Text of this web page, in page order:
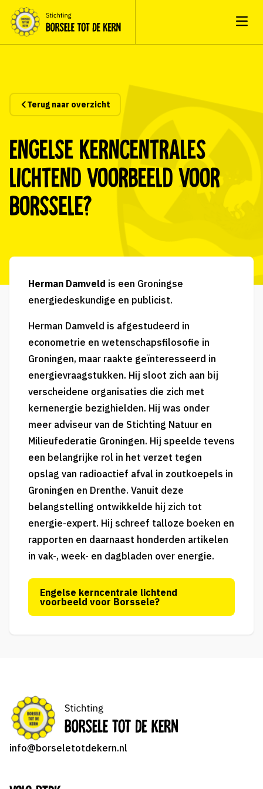
Terug naar overzicht
Engelse kerncentrales
lichtend voorbeeld voor
Borssele?
Herman Damveld is een Groningse
energiedeskundige en publicist.
Herman Damveld is afgestudeerd in
econometrie en wetenschapsfilosofie in
Groningen, maar raakte geïnteresseerd in
energievraagstukken. Hij sloot zich aan bij
verscheidene organisaties die zich met
kernenergie bezighielden. Hij was onder
meer adviseur van de Stichting Natuur en
Milieufederatie Groningen. Hij speelde tevens
een belangrijke rol in het verzet tegen
opslag van radioactief afval in zoutkoepels in
Groningen en Drenthe. Vanuit deze
belangstelling ontwikkelde hij zich tot
energie-expert. Hij schreef talloze boeken en
rapporten en daarnaast honderden artikelen
in vak-, week- en dagbladen over energie.
Engelse kerncentrale lichtend
voorbeeld voor Borssele?
info@borseletotdekern.nl